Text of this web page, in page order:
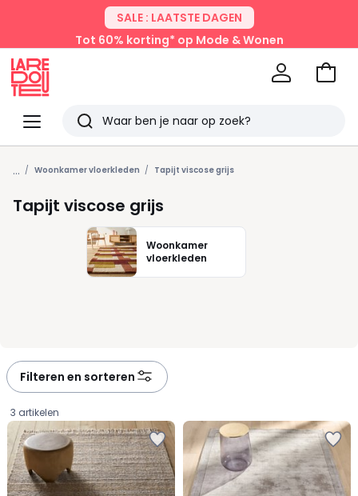
SALE : LAATSTE DAGEN
Tot 60% korting* op Mode & Wonen
Menu
Redoute
Zoeken
Laatst
bekeken
Naar
... Woonkamer vloerkleden Tapijt viscose grijs
Tapijt viscose grijs
Woonkamer
vloerkleden
Filteren en sorteren
3 artikelen